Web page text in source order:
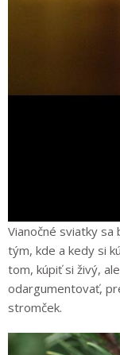
Vianočné sviatky sa
tým, kde a kedy si
tom, kúpiť si živý,
odargumentovať,
stromček.